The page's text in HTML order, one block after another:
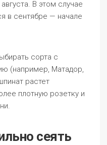
В этом случае
в сентябре — начале
сорта с
(например, Матадор,
растет
плотную розетку и
сеять